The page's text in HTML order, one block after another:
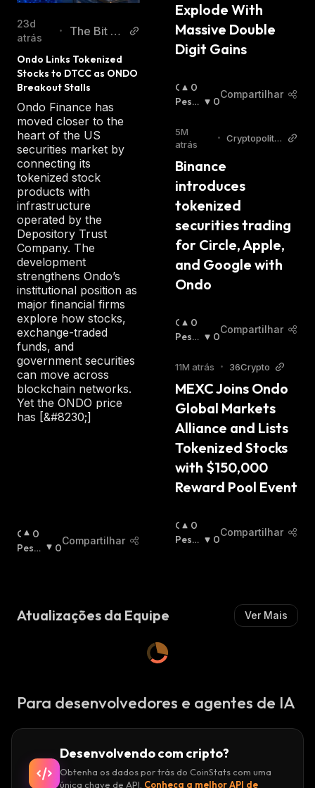
23d
atrás
•
The Bit Jo
Ondo Links Tokenized
Stocks to DTCC as ONDO
Breakout Stalls
Ondo Finance has
moved closer to the
heart of the US
securities market by
connecting its
tokenized stock
products with
infrastructure
operated by the
Depository Trust
Company. The
development
strengthens Ondo’s
institutional position as
major financial firms
explore how stocks,
exchange-traded
funds, and
government securities
can move across
blockchain networks.
Yet the ONDO price
has [&#8230;]
O
T
T
0
Pessi
0
Compartilhar
Explode With
Massive Double
Digit Gains
O
T
M
I
T
A
0
Pessi
:
0
Compartilhar
5M
atrás
• Cryptopolita
Binance
introduces
tokenized
securities trading
for Circle, Apple,
and Google with
Ondo
O
T
M
S
T
A
:
0
Pessi
:
0
Compartilhar
11M atrás • 36Crypto
MEXC Joins Ondo
Global Markets
Alliance and Lists
Tokenized Stocks
with $150,000
Reward Pool Event
O
T
0
Pessi
0
Compartilhar
Atualizações da Equipe Ver Mais
Para desenvolvedores e agentes de IA
Desenvolvendo com cripto?
Obtenha os dados por trás do CoinStats com uma
única chave de API. Conheça a melhor API de